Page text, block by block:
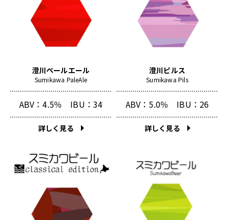
澄川ペールエール
Sumikawa PaleAle
ABV：4.5％ IBU：34
詳しく見る
澄川ピルス
Sumikawa Pils
ABV：5.0％ IBU：26
詳しく見る